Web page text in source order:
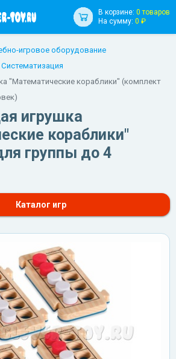
В корзине: 0 товаров
На сумму: 0 ₽
игровое оборудование
"Математические кораблики" (комплект
игрушка
кораблики"
группы до 4
Каталог игр